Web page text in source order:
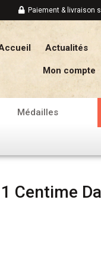
Paiement & livraison
Actualités
Mon compte
Médailles
Centime